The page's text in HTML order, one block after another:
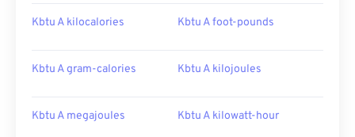
Kbtu A kilocalories Kbtu A foot-pounds
Kbtu A gram-calories Kbtu A kilojoules
Kbtu A megajoules Kbtu A kilowatt-hour